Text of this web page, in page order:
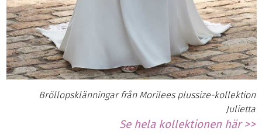
Bröllopsklänningar från Morilees plussize-kollektion
Julietta
Se hela kollektionen här >>